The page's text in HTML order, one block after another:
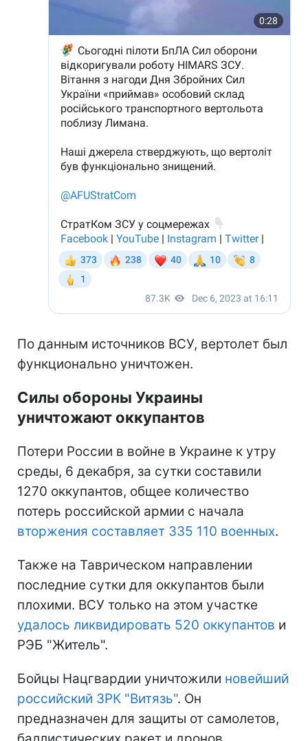
По данным источников ВСУ, вертолет был
функционально уничтожен.
Силы обороны Украины
уничтожают оккупантов
Потери России в войне в Украине к утру
среды, 6 декабря, за сутки составили
1270 оккупантов, общее количество
потерь российской армии с начала
вторжения составляет 335 110 военных.
Также на Таврическом направлении
последние сутки для оккупантов были
плохими. ВСУ только на этом участке
удалось ликвидировать 520 оккупантов и
РЭБ "Житель".
Бойцы Нацгвардии уничтожили новейший
российский ЗРК "Витязь". Он
предназначен для защиты от самолетов,